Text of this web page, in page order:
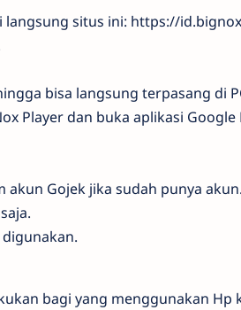
langsung situs ini: https://
bisa langsung terpasang di
Player dan buka aplikasi Google
Gojek jika sudah punya akun.
bagi yang menggunakan Hp